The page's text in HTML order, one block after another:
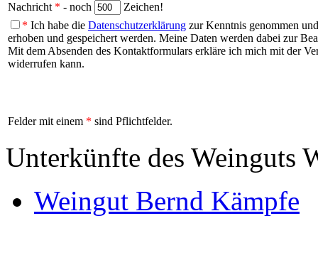
Nachricht * - noch
Zeichen!
* Ich habe die Datenschutzerklärung zur Kenntnis genommen
erhoben und gespeichert werden. Meine Daten werden dabei zur
Mit dem Absenden des Kontaktformulars erkläre ich mich mit der
widerrufen kann.
Felder mit einem * sind Pflichtfelder.
Unterkünfte des Weinguts
Weingut Bernd Kämpfe